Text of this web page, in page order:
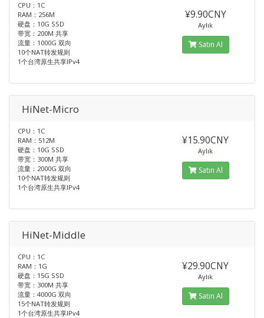
CPU：1C
RAM：256M
硬盘：10G SSD
带宽：200M 共享
流量：1000G 双向
10个NAT转发规则
1个台湾原生共享IPv4
¥9.90CNY
Aylık
Satın Al
HiNet-Micro
CPU：1C
RAM：512M
硬盘：10G SSD
带宽：300M 共享
流量：2000G 双向
10个NAT转发规则
1个台湾原生共享IPv4
¥15.90CNY
Aylık
Satın Al
HiNet-Middle
CPU：1C
RAM：1G
硬盘：15G SSD
带宽：300M 共享
流量：4000G 双向
15个NAT转发规则
1个台湾原生共享IPv4
¥29.90CNY
Aylık
Satın Al